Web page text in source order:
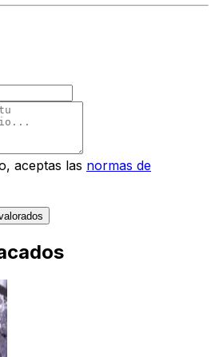
aceptas las normas de